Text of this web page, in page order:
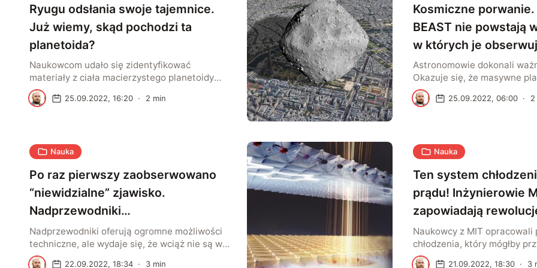
grzbiecie, należącym do wymarłej grupy
organizmów skorupiastych zwanych
Tommotiida. […]
Ryugu odsłania swoje tajemnice.
Już wiemy, skąd pochodzi ta
planetoida?
Naukowcom udało się zidentyfikować
materiały z ciała macierzystego planetoidy
Ryugu. To ważne odkrycie w kontekście
naszego rozumienia pochodzenia tej
Ryugu. Wreszcie może się udac stwierdzić,
planetoida. Szczegóły opisano w czasopiśmie
Nature Astronomy. Czytaj też: Próbki z […]
M 25.09.2022, 16:20 · 2 min
Kosmiczne
BEAST nie powstają
w których je
Astronomowie dokonali
Okazuje się, że masywne
Jowisza mogą zostać
gwiazdy. Czy takie światy są
wyjaśnienie dla nowo
masywne obiekty,
Jowisza, […]
M 25.09.2022, 06:00 · 2
Nauka
Po raz pierwszy zaobserwowano
“niewidzialne” zjawisko.
Nadprzewodniki
wysokotemperaturowe bez
tajemnic?
Nadprzewodniki oferują ogromne możliwości
techniczne, ale wydaje się, że wciąż nie są w
pełni wykorzystywane. Teraz naukowcy odkryli
M 22.09.2022, 18:34 · 3min
Nauka
Ten system
prądu! Inżynierowie
zapowiadają
Naukowcy z MIT opracowali
chłodzenia, który mógłby
miejscach pozbawionych
M 21.09.2022, 18:30 · 3